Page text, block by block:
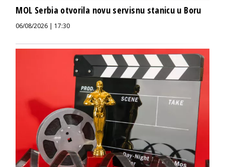
MOL Serbia otvorila novu servisnu stanicu u Boru
06/08/2026 | 17:30